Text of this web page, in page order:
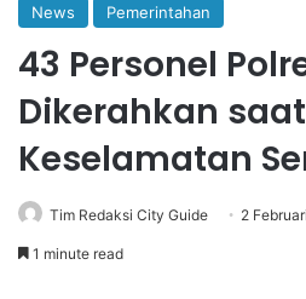
News Pemerintahan
43 Personel
Dikerahkan
Keselamatan
Tim Redaksi City Guide 2
1 minute read